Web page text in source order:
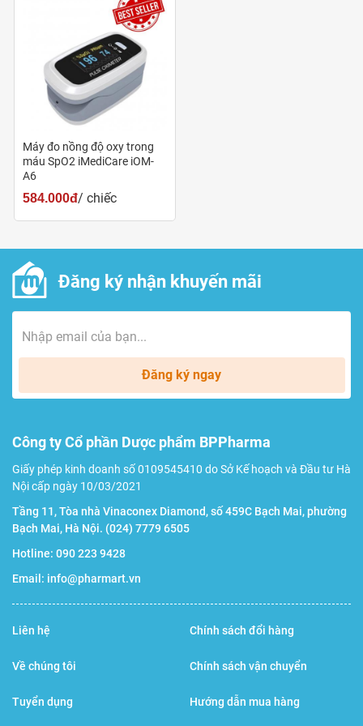
- Trong khi máy đo không di chuyển tay.
- Kết quả sẽ hiện lên trên màn hình sau vào giây.
Hướng dẫn sử dụng máy đo SpO2 iMediCare iOM-A6
Hướng dẫn đánh giá kết quả nồng độ bão hòa oxy trong
máu SpO2 (%)
Nồng độ bão hòa oxy trong máu SpO2 (%)
94 – 90
Bảng đánh giá kết quả đo nồng độ bão hòa oxy trong máu
những người có tiền sử bệnh (hen suyễn, suy tim, bệnh về
đường hô hấp) hoặc trong khi đang ở độ cao 1500 mét.
Máy đo nồng độ oxy trong
máu SpO2 iMediCare iOM-
A6
584.000đ/ chiếc
Đăng ký nhận khuyến mãi
Đăng ký ngay
Công ty Cổ phần Dược phẩm BPPharma
Giấy phép kinh doanh số 0109545410 do Sở Kế hoạch và Đầu tư Hà
Nội cấp ngày 10/03/2021
Tầng 11, Tòa nhà Vinaconex Diamond, số 459C Bạch Mai, phường
Bạch Mai, Hà Nội. (024) 7779 6505
Hotline: 090 223 9428
Email: info@pharmart.vn
Liên hệ
Về chúng tôi
Tuyển dụng
Chính sách đổi hàng
Chính sách vận chuyển
Hướng dẫn mua hàng